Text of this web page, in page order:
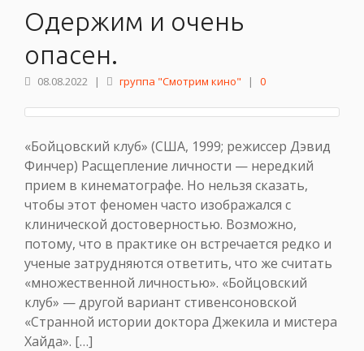
Одержим и очень
опасен.
08.08.2022 | группа "Смотрим кино" | 0
«Бойцовский клуб» (США, 1999; режиссер Дэвид
Финчер) Расщепление личности — нередкий
прием в кинематографе. Но нельзя сказать,
чтобы этот феномен часто изображался с
клинической достоверностью. Возможно,
потому, что в практике он встречается редко и
ученые затрудняются ответить, что же считать
«множественной личностью». «Бойцовский
клуб» — другой вариант стивенсоновской
«Странной истории доктора Джекила и мистера
Хайда». […]